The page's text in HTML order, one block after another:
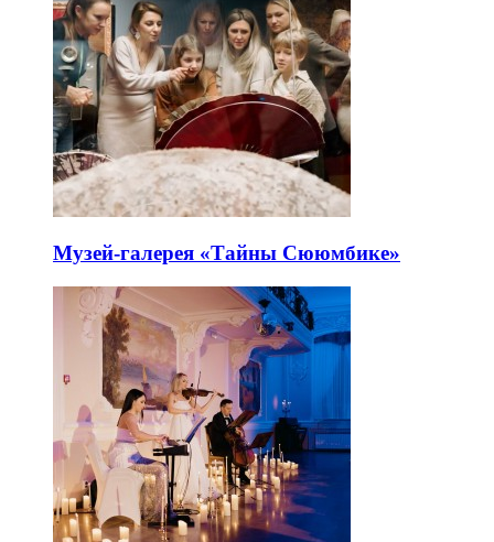
Музей-галерея «Тайны Сююмбике»